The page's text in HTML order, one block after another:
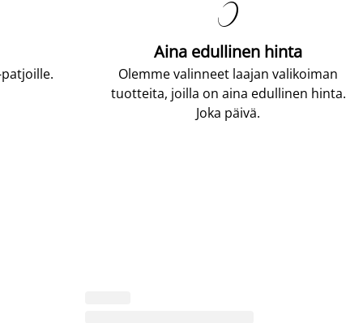

Aina edullinen hinta
Olemme valinneet laajan valikoiman
tuotteita, joilla on aina edullinen hinta.
Joka päivä.